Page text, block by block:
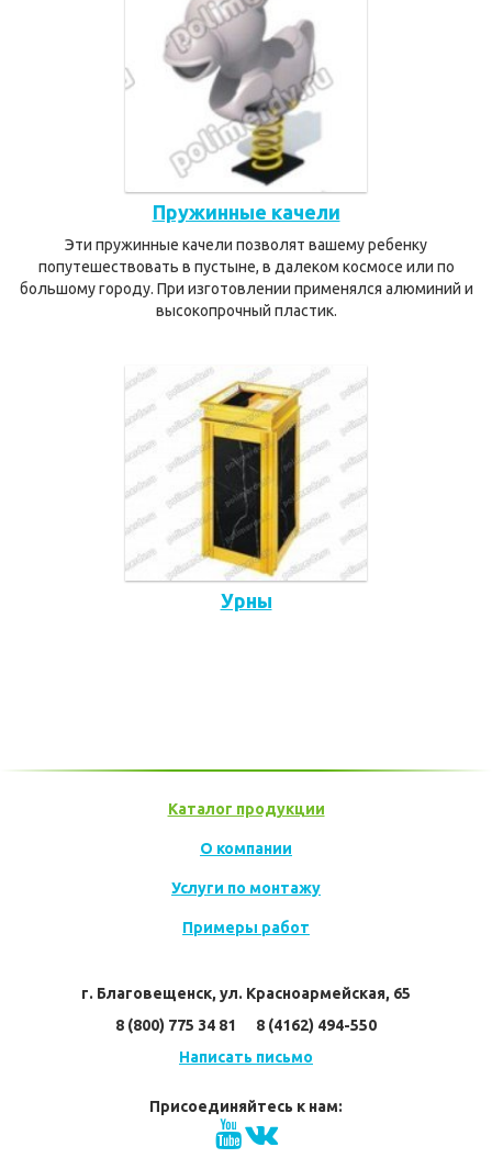
Пружинные качели
Эти пружинные качели позволят вашему ребенку
попутешествовать в пустыне, в далеком космосе или по
большому городу. При изготовлении применялся алюминий и
высокопрочный пластик.
Урны
Каталог продукции
О компании
Услуги по монтажу
Примеры работ
г. Благовещенск, ул. Красноармейская, 65
8 (800) 775 34 81      8 (4162) 494-550
Написать письмо
Присоединяйтесь к нам: